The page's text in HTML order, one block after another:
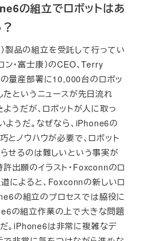
の組立でロボットはあ
製品の組立を受託して行ってい
ン・富士康）のCEO、Terry
の量産部署に10,000台のロボッ
たというニュースが先日流れ
うだが、ロボットが人に取っ
ようだ。なぜなら、iPhone6の
ノウハウが必要で、ロボット
せるのは難しいという事実が
出願のイラスト・Foxconnのロ
によると、Foxconnの新しいロ
の組立のプロセスでは脇役に
の組立作業の上で大きな問題
。iPhone6は非常に複雑なデ